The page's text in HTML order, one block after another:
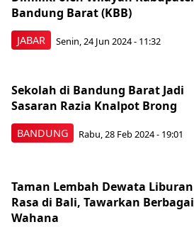
JABAR
Bandung Barat (KBB)
Senin, 24 Jun 2024 - 11:32
BANDUNG
Sekolah di Bandung Barat Jadi
Sasaran Razia Knalpot Brong
Rabu, 28 Feb 2024 - 19:01
Taman Lembah Dewata Liburan
Rasa di Bali, Tawarkan Berbagai
Wahana